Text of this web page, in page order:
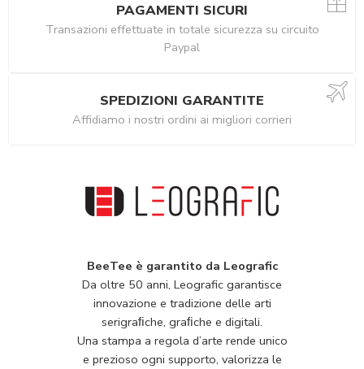
PAGAMENTI SICURI
Transazioni effettuate in totale sicurezza su circuito
Paypal
SPEDIZIONI GARANTITE
Affidiamo i nostri ordini ai migliori corrieri
BeeTee è garantito da Leografic
Da oltre 50 anni, Leografic garantisce
innovazione e tradizione delle arti
serigraﬁche, graﬁche e digitali.
Una stampa a regola d’arte rende unico
e prezioso ogni supporto, valorizza le